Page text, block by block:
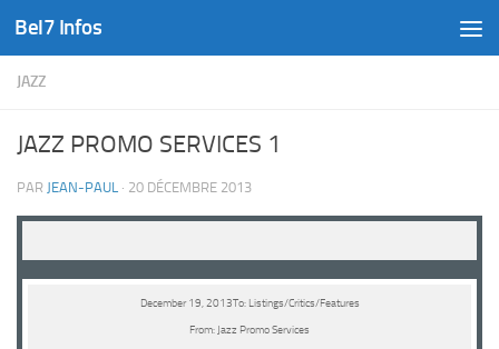
Skip to content
Bel7 Infos
JAZZ
JAZZ PROMO SERVICES 1
PAR JEAN-PAUL · 20 DÉCEMBRE 2013
December 19, 2013To: Listings/Critics/Features
From: Jazz Promo Services